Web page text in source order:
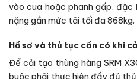
vào cua hoặc phanh gấp,
nặng gần mức tải tối đa 868kg.
Hồ sơ và thủ tục cần có khi
Để cải tạo thùng hàng SRM
buộc phải thực hiện đầy đủ